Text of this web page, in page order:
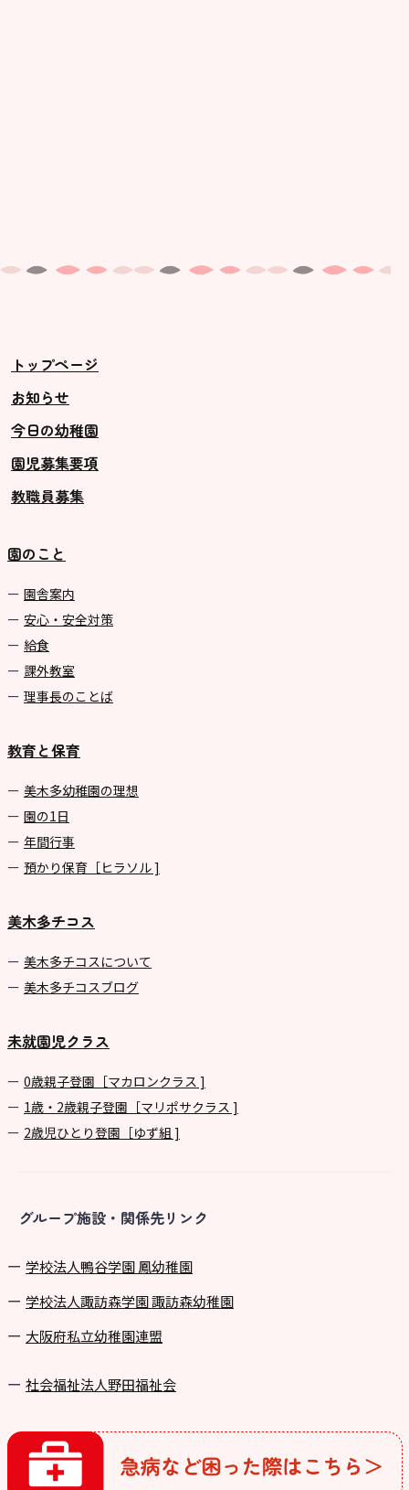
トップページ
お知らせ
今日の幼稚園
園児募集要項
教職員募集
園のこと
園舎案内
安心・安全対策
給食
課外教室
理事長のことば
教育と保育
美⽊多幼稚園の理想
園の1⽇
年間⾏事
預かり保育［ヒラソル ]
美木多チコス
美⽊多チコスについて
美⽊多チコスブログ
未就園児クラス
0歳親子登園［マカロンクラス ]
1歳・2歳親子登園［マリポサクラス ]
2歳児ひとり登園［ゆず組 ]
グループ施設・関係先リンク
学校法⼈鴨⾕学園 鳳幼稚園
学校法⼈諏訪森学園 諏訪森幼稚園
⼤阪府私⽴幼稚園連盟
社会福祉法人野田福祉会